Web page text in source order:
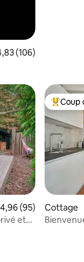
moyenne
(106)
moyenne
4,96 (95)
et
Coups
Coup
Cottage